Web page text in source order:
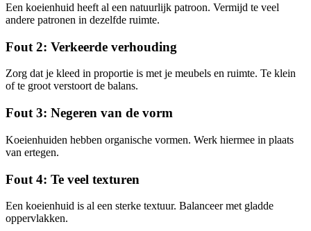
Een koeienhuid heeft al een natuurlijk patroon. Vermijd te veel
andere patronen in dezelfde ruimte.
Fout 2: Verkeerde verhouding
Zorg dat je kleed in proportie is met je meubels en ruimte. Te klein
of te groot verstoort de balans.
Fout 3: Negeren van de vorm
Koeienhuiden hebben organische vormen. Werk hiermee in plaats
van ertegen.
Fout 4: Te veel texturen
Een koeienhuid is al een sterke textuur. Balanceer met gladde
oppervlakken.